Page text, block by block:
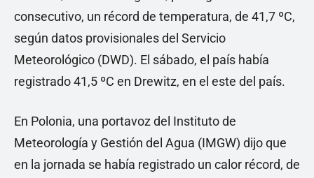
consecutivo, un récord de temperatura, de 41,7 ºC,
según datos provisionales del Servicio
Meteorológico (DWD). El sábado, el país había
registrado 41,5 ºC en Drewitz, en el este del país.
En Polonia, una portavoz del Instituto de
Meteorología y Gestión del Agua (IMGW) dijo que
en la jornada se había registrado un calor récord, de